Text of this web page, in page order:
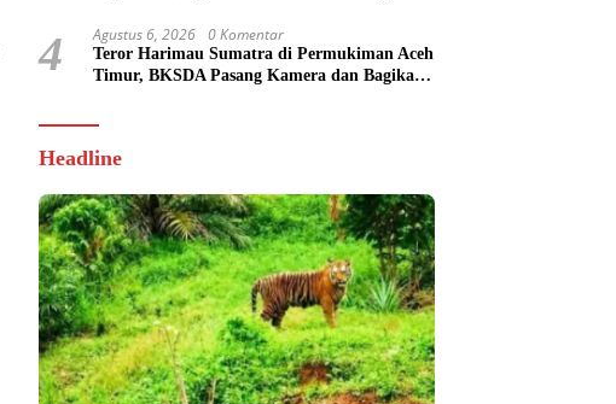
4 Agustus 6, 2026 0 Komentar
Teror Harimau Sumatra di Permukiman Aceh
Timur, BKSDA Pasang Kamera dan Bagikan
Headline